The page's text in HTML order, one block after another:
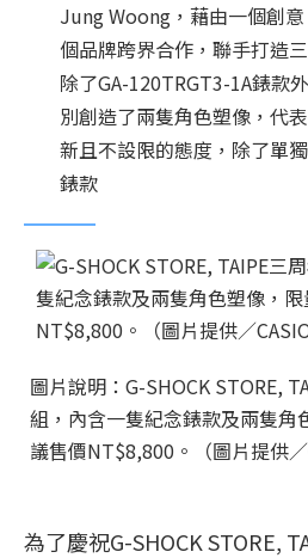
Jung Woong，藉由一個創
個品牌跨界合作，聯手打造
除了GA-120TRGT3-1A錶款
別創造了兩隻角色塑像，代
新且不設限的態度，除了單
錶款
圖片說明：G-SHOCK STORE,
組，內含一隻紀念錶款及兩隻角
議售價NT$8,800。（圖片提供／
為了慶祝G-SHOCK STORE,